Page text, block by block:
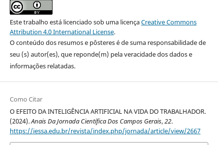
Este trabalho está licenciado sob uma licençaCreative Commons
Attribution 4.0 International License.
O conteúdo dos resumos e pôsteres é de suma responsabilidade de
seu (s) autor(es), que reponde(m) pela veracidade dos dados e
informações relatadas.
Como Citar
O EFEITO DA INTELIGÊNCIA ARTIFICIAL NA VIDA DO TRABALHADOR.
(2024).Anais Da Jornada Científica Dos Campos Gerais,22.
https://iessa.edu.br/revista/index.php/jornada/article/view/2667